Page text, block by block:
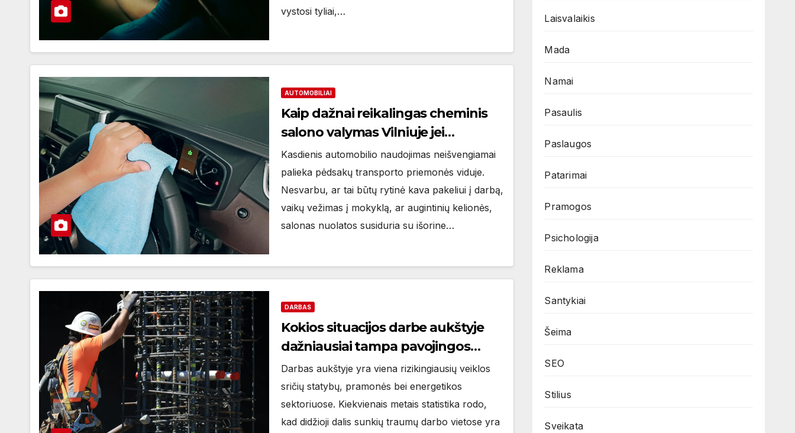
vystosi tyliai,…
AUTOMOBILIAI
Kaip dažnai reikalingas cheminis
salono valymas Vilniuje jei
automobilis naudojamas kasdien
Kasdienis automobilio naudojimas neišvengiamai
palieka pėdsakų transporto priemonės viduje.
Nesvarbu, ar tai būtų rytinė kava pakeliui į darbą,
vaikų vežimas į mokyklą, ar augintinių kelionės,
salonas nuolatos susiduria su išorine…
DARBAS
Kokios situacijos darbe aukštyje
dažniausiai tampa pavojingos
nepasiruošusiems darbuotojams
Darbas aukštyje yra viena rizikingiausių veiklos
sričių statybų, pramonės bei energetikos
sektoriuose. Kiekvienais metais statistika rodo,
kad didžioji dalis sunkių traumų darbo vietose yra
Laisvalaikis
Mada
Namai
Pasaulis
Paslaugos
Patarimai
Pramogos
Psichologija
Reklama
Santykiai
Šeima
SEO
Stilius
Sveikata